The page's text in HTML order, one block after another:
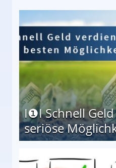
I❶I Schnell
seriöse